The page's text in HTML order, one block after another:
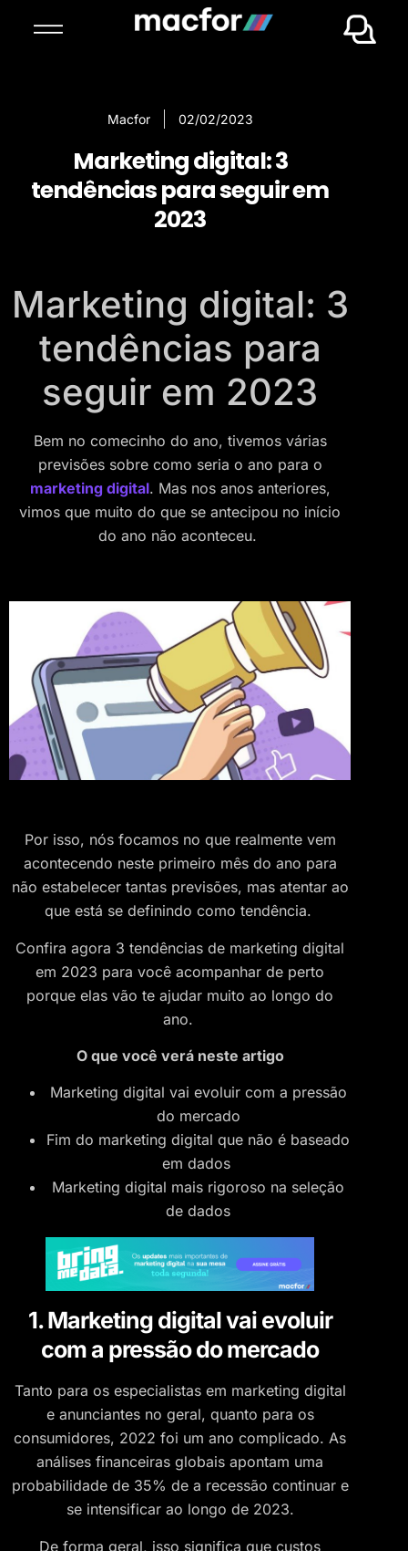
Macfor 02/02/2023
Marketing digital: 3
tendências para seguir em
2023
Marketing digital: 3
tendências para
seguir em 2023
Bem no comecinho do ano, tivemos várias
previsões sobre como seria o ano para o
marketing digital. Mas nos anos anteriores,
vimos que muito do que se antecipou no início
do ano não aconteceu.
Por isso, nós focamos no que realmente vem
acontecendo neste primeiro mês do ano para
não estabelecer tantas previsões, mas atentar ao
que está se definindo como tendência.
Confira agora 3 tendências de marketing digital
em 2023 para você acompanhar de perto
porque elas vão te ajudar muito ao longo do
ano.
O que você verá neste artigo
Marketing digital vai evoluir com a pressão
do mercado
Fim do marketing digital que não é baseado
em dados
Marketing digital mais rigoroso na seleção
de dados
1. Marketing digital vai evoluir
com a pressão do mercado
Tanto para os especialistas em marketing digital
e anunciantes no geral, quanto para os
consumidores, 2022 foi um ano complicado. As
análises financeiras globais apontam uma
probabilidade de 35% de a recessão continuar e
se intensificar ao longo de 2023.
De forma geral, isso significa que custos